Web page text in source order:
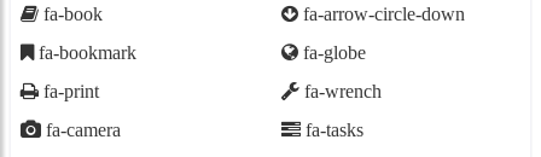
fa-book
fa-bookmark
fa-print
fa-camera
fa-arrow-circle-down
fa-globe
fa-wrench
fa-tasks